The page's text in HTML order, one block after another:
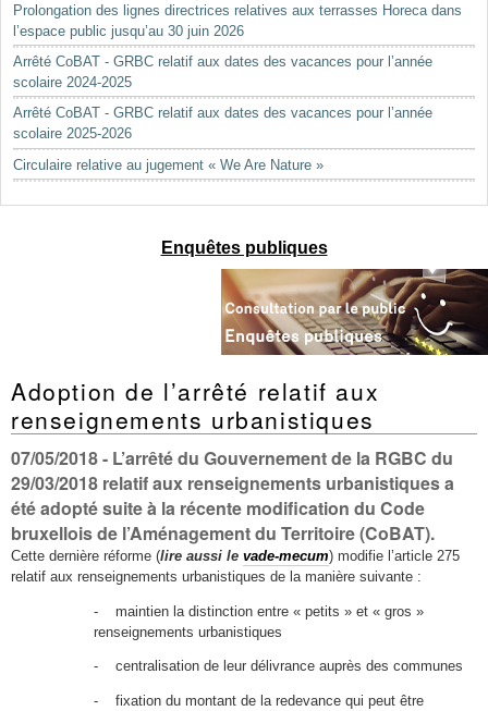
Prolongation des lignes directrices relatives aux terrasses Horeca dans
l’espace public jusqu’au 30 juin 2026
Arrêté CoBAT - GRBC relatif aux dates des vacances pour l’année
scolaire 2024-2025
Arrêté CoBAT - GRBC relatif aux dates des vacances pour l’année
scolaire 2025-2026
Circulaire relative au jugement « We Are Nature »
Enquêtes publiques
Adoption de l’arrêté relatif aux
renseignements urbanistiques
07/05/2018- L’arrêté du Gouvernement de la RGBC du
29/03/2018 relatif aux renseignements urbanistiques a
été adopté suite à la récente modification du Code
bruxellois de l’Aménagement du Territoire (CoBAT).
Cette dernière réforme (lire aussi le vade-mecum) modifie l’article 275
relatif aux renseignements urbanistiques de la manière suivante :
- maintien la distinction entre « petits » et « gros »
renseignements urbanistiques
- centralisation de leur délivrance auprès des communes
- fixation du montant de la redevance qui peut être